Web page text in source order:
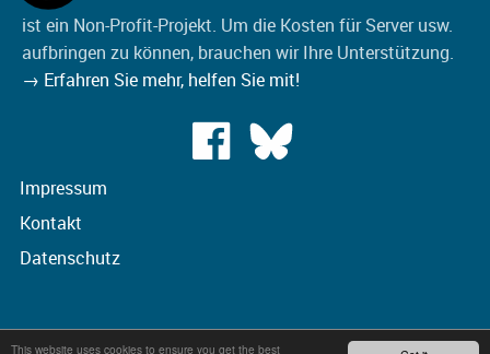
This website uses cookies to ensure you get the best
ist ein Non-Profit-Projekt. Um die Kosten für Server usw.
aufbringen zu können, brauchen wir Ihre Unterstützung.
→ Erfahren Sie mehr, helfen Sie mit!
Impressum
Kontakt
Datenschutz